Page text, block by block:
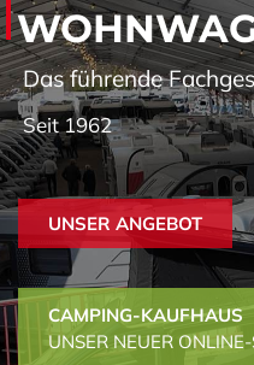
CAMPING-KAUFHAUS
UNSER NEUER
Das führende
Seit 1962
UNSER ANGEBOT